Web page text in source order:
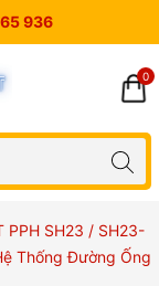
936
0
PPH SH23 / SH23-
Thống Đường Ống